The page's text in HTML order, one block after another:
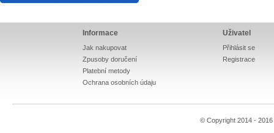
Informace
Jak nakupovat
Zpusoby doručení
Platební metody
Ochrana osobních údaju
Uživatel
Přihlásit se
Registrace
© Copyright 2014 - 2016